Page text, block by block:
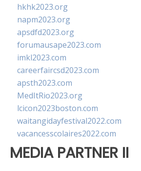
hkhk2023.org
napm2023.org
apsdfd2023.org
forumausape2023.com
imkl2023.com
careerfaircsd2023.com
apsth2023.com
MedItRio2023.org
lcicon2023boston.com
waitangidayfestival2022.com
vacancesscolaires2022.com
MEDIA PARTNER II